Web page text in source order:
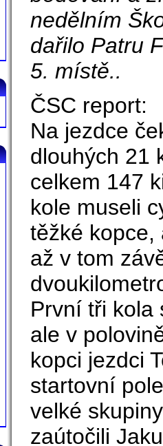
nedělním
dařilo Patru
5. místě..
ČSC report:
Na jezdce
dlouhých 21
celkem 147
kole museli
těžké kopce,
až v tom
První tři kola
ale v
kopci jezdci
startovní
velké
zaútočili